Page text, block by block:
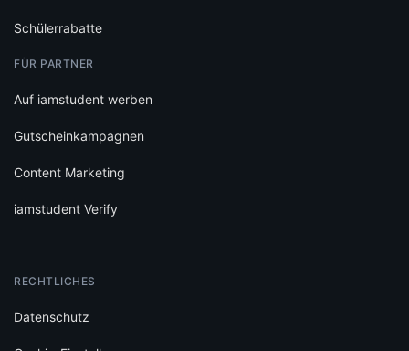
Schülerrabatte
FÜR PARTNER
Auf iamstudent werben
Gutscheinkampagnen
Content Marketing
iamstudent Verify
RECHTLICHES
Datenschutz